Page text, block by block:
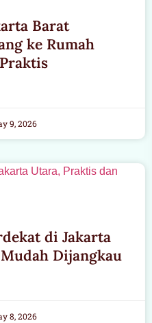
Barat
ke Rumah
9, 2026
di Jakarta
Dijangkau
8, 2026